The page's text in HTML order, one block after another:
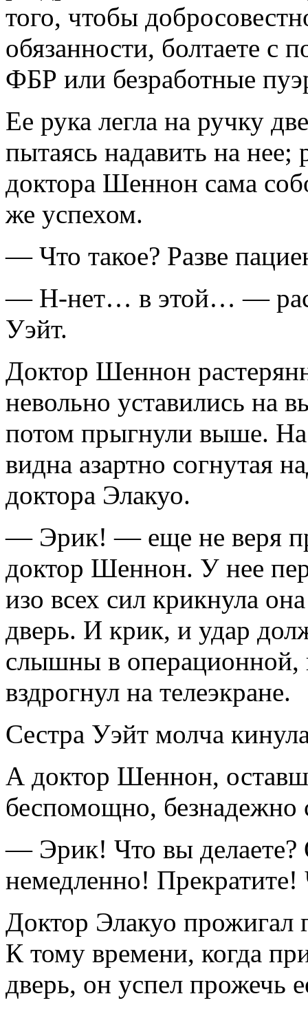
того, чтобы
обязанности, болтаете с
ФБР или безработные
Ее рука легла на ручку
пытаясь надавить на
доктора Шеннон сама
же успехом.
— Что такое? Разве
— Н-нет… в этой… —
Уэйт.
Доктор Шеннон
невольно уставились на
потом прыгнули выше. На
видна азартно согнутая
доктора Элакуо.
— Эрик! — еще не веря
доктор Шеннон. У нее
изо всех сил крикнула
дверь. И крик, и удар
слышны в операционной,
вздрогнул на телеэкране.
Сестра Уэйт молча
А доктор Шеннон,
беспомощно, безнадежно
— Эрик! Что вы делаете?
немедленно! Прекратите!
Доктор Элакуо прожигал
К тому времени, когда
дверь, он успел прожечь